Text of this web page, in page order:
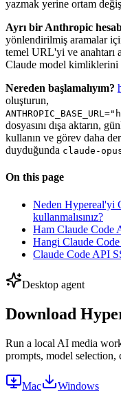
yazmak yerine ortam
Ayrı bir Anthropic
yönlendirilmiş aramalar
temel URL'yi ve anahtarı
Claude model kimliklerini
Nereden başlamalıyım?
oluşturun,
dosyasını dışa aktarın,
kullanın ve görev daha
duyduğunda claude-
On this page
Neden Hypereal'yi
kullanmalısınız?
Ham Claude Code
Hangi Claude
Claude Code API
Desktop agent
Download
Run a local AI media
prompts, model selection,
Mac
Windows